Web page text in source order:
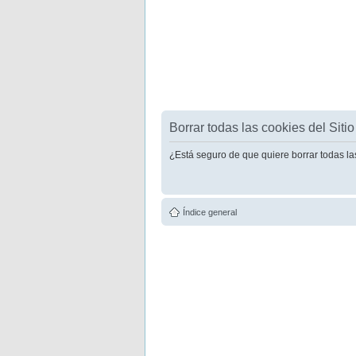
Borrar todas las cookies del Sitio
¿Está seguro de que quiere borrar todas
Índice general